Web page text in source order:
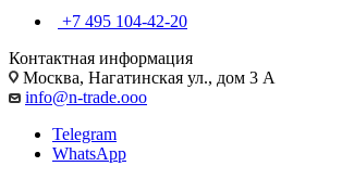
+7 495 104-42-20
Контактная информация
Москва, Нагатинская ул., дом 3 А
info@n-trade.ooo
Telegram
WhatsApp